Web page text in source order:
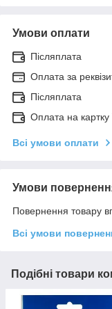
Умови оплати
Післяплата
Оплата за
Післяплата
Оплата на
Всі умови оплати
Умови
Повернення товару
Всі умови
Подібні товари